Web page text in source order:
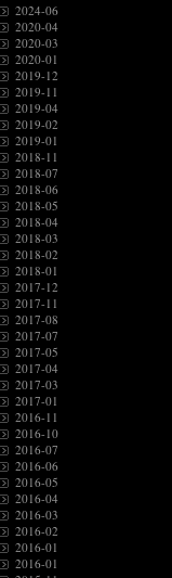
2024-06
2020-04
2020-03
2020-01
2019-12
2019-11
2019-04
2019-02
2019-01
2018-11
2018-07
2018-06
2018-05
2018-04
2018-03
2018-02
2018-01
2017-12
2017-11
2017-08
2017-07
2017-05
2017-04
2017-03
2017-01
2016-11
2016-10
2016-07
2016-06
2016-05
2016-04
2016-03
2016-02
2016-01
2016-01